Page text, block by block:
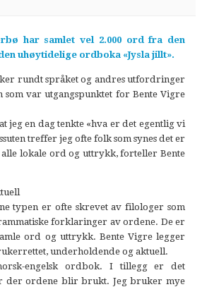
har samlet vel 2.000 ord fra den
uhøytidelige ordboka «Jysla jillt».
rundt språket og andres utfordringer
som var utgangspunktet for Bente Vigre
jeg en dag tenkte «hva er det egentlig vi
treffer jeg ofte folk som synes det er
lokale ord og uttrykk, forteller Bente
typen er ofte skrevet av filologer som
forklaringer av ordene. De er
ord og uttrykk. Bente Vigre legger
underholdende og aktuell.
engelsk ordbok. I tillegg er det
der ordene blir brukt. Jeg bruker mye